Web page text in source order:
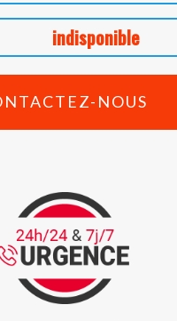
indisponible
NOUS